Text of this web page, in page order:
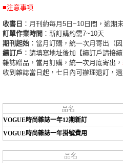
■注意事項
收書日 ：月刊約每月5日~10日間，逾期
訂單作業時間 ：新訂購約需7~10天
期刊起始 ：當月訂購，統一次月寄出（
續訂戶 ：請填寫地址後加【續訂戶請接續
雜誌贈品，當月訂購，統一次月底寄出，
收到雜誌當日起，七日內可辦理退訂，
品名
VOGUE時尚雜誌一年12期新訂
VOGUE時尚雜誌一年掛號費用
品名